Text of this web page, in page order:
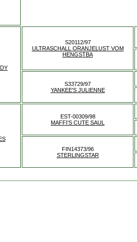
S20112/97
ULTRASCHALL ORANJELUST VOM
HENGSTBA
S33729/97
YANKEE'S JULIENNE
EST-00309/98
MAFFI'S CUTE SAUL
FIN14373/96
STERLINGSTAR